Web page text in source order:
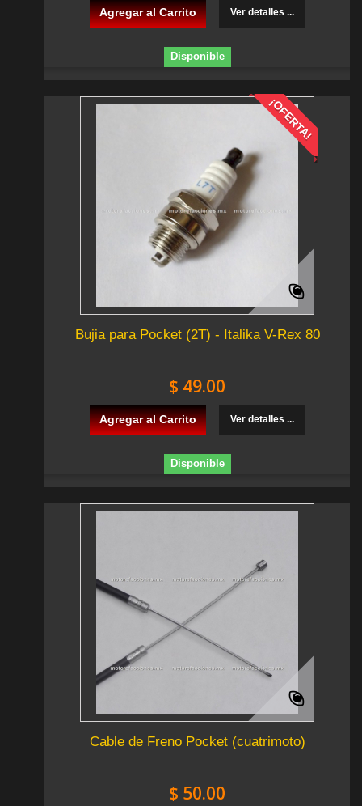
Agregar al Carrito Ver detalles ...
Disponible
¡OFERTA!
Bujia para Pocket (2T) - Italika V-Rex 80
$ 49.00
Agregar al Carrito Ver detalles ...
Disponible
Cable de Freno Pocket (cuatrimoto)
$ 50.00